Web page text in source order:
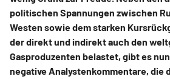
politischen Spannungen zwischen
Westen sowie dem starken
der direkt und indirekt auch den
Gasproduzenten belastet, gibt es
negative Analystenkommentare, die